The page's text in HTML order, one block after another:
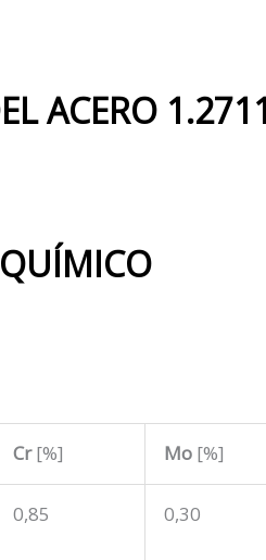
ACERO 1.2711
Cr[%] Mo [%]
0,85 0,30